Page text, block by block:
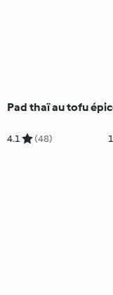
Pad thaï au tofu
4.1 (48)